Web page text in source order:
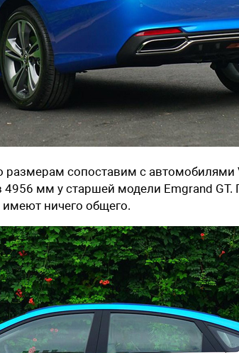
размерам сопоставим с
мм у старшей модели Emgrand GT.
ничего общего.